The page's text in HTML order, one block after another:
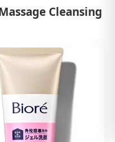
Cleansing